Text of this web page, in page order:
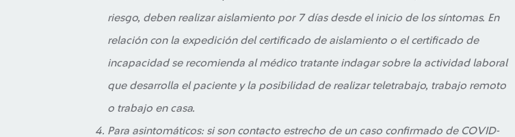
riesgo, deben realizar aislamiento por 7 días desde el inicio de los síntomas. En
relación con la expedición del certificado de aislamiento o el certificado de
incapacidad se recomienda al médico tratante indagar sobre la actividad laboral
que desarrolla el paciente y la posibilidad de realizar teletrabajo, trabajo remoto
o trabajo en casa.
Para asintomáticos: si son contacto estrecho de un caso confirmado de COVID-